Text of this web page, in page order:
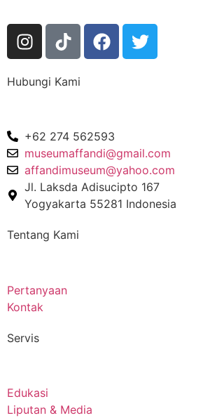
Hubungi Kami
+62 274 562593
museumaffandi@gmail.com
affandimuseum@yahoo.com
Jl. Laksda Adisucipto 167
Yogyakarta 55281 Indonesia
Tentang Kami
Pertanyaan
Kontak
Servis
Edukasi
Liputan & Media